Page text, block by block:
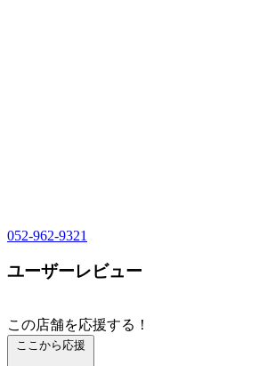
052-962-9321
ユーザーレビュー
この店舗を応援する！
ここから応援